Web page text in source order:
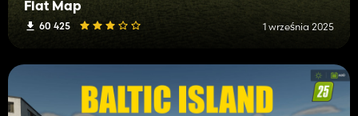
Flat Map
60 425 1 września 2025